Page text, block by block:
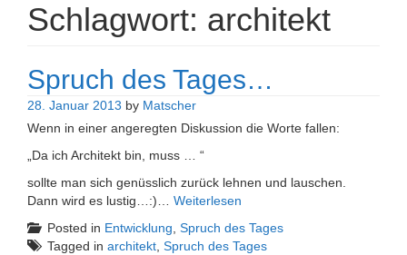
Schlagwort: architekt
Spruch des Tages…
28. Januar 2013 by Matscher
Wenn in einer angeregten Diskussion die Worte fallen:
„Da ich Architekt bin, muss … “
sollte man sich genüsslich zurück lehnen und lauschen.
Dann wird es lustig…:)… Weiterlesen
Posted in Entwicklung, Spruch des Tages
Tagged in architekt, Spruch des Tages